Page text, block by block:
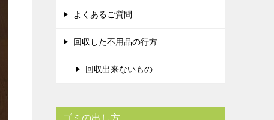
よくあるご質問
回収した不用品の行方
回収出来ないもの
ゴミの出し方